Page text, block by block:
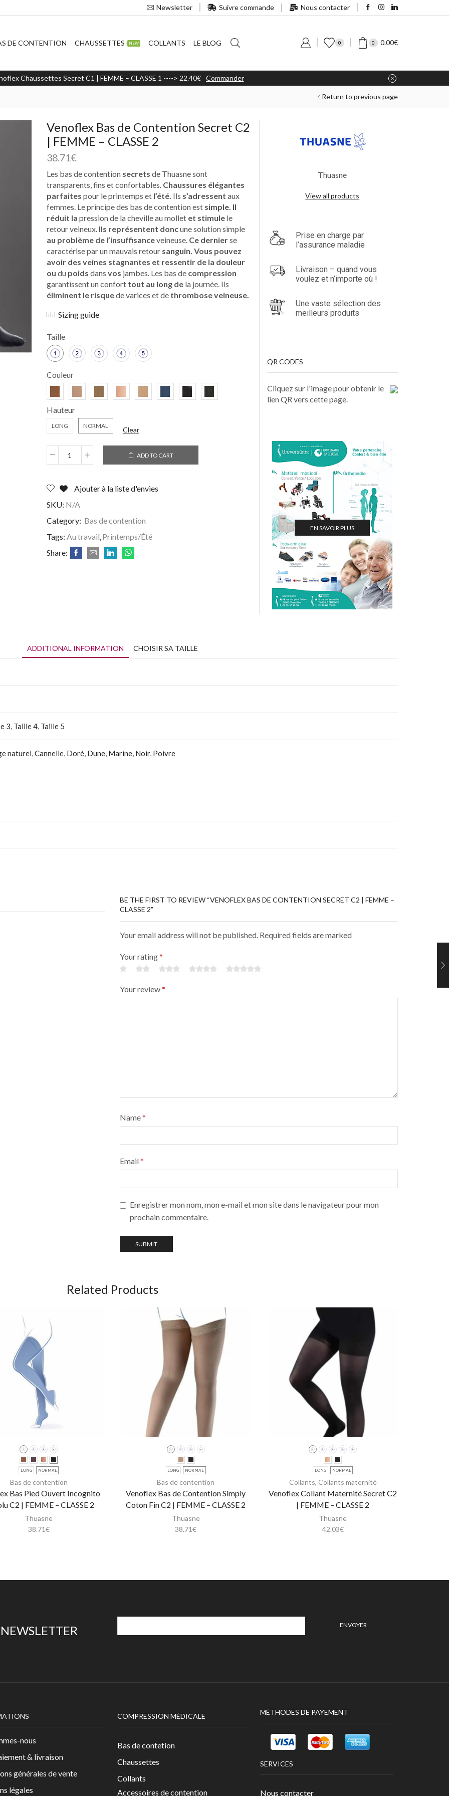
Newsletter Suivre commande Nous contacter
DE CONTENTION CHAUSSETTES NEW COLLANTS LE BLOG 0 0 0.00€
Chaussettes Secret C1 | FEMME – CLASSE 1 ----> 22.40€ Commander
Return to previous page
Venoflex Bas de Contention Secret C2
| FEMME – CLASSE 2
38.71€
Les bas de contention secrets de Thuasne sont
transparents, fins et confortables. Chaussures élégantes
parfaites pour le printemps et l’été. Ils s’adressent aux
femmes. Le principe des bas de contention est simple. Il
réduit la pression de la cheville au mollet et stimulele
retour veineux. Ils représentent doncune solution simple
au problème de l’insuffisanceveineuse. Ce dernierse
caractérise par un mauvais retour sanguin. Vous pouvez
avoir des veines stagnantes et ressentir de la douleur
ou du poids dans vos jambes. Les bas de compression
garantissent un confort tout au long dela journée. Ils
éliminent le risquede varices et de thrombose veineuse.
Sizing guide
Taille
Couleur
Hauteur
LONG NORMAL Clear
ADD TO CART
Ajouter à la liste d'envies
SKU: N/A
Category: Bas de contention
Tags: Au travail,Printemps/Été
Share:
Thuasne
View all products
Prise en charge par
l’assurance maladie
Livraison – quand vous
voulez et n’importe où !
Une vaste sélection des
meilleurs produits
QR CODES
Cliquez sur l'image pour obtenir le
lien QR vers cette page.
EN SAVOIR PLUS
ADDITIONAL INFORMATION CHOISIR SA TAILLE
3, Taille 4, Taille 5
naturel,Cannelle, Doré, Dune, Marine, Noir, Poivre
BE THE FIRST TO REVIEW “VENOFLEX BAS DE CONTENTION SECRET C2 | FEMME –
CLASSE 2”
Your email address will not be published. Required fields are marked
Your rating*
Your review*
Name*
Email*
Enregistrer mon nom, mon e-mail et mon site dans le navigateur pour mon
prochain commentaire.
Related Products
LONG NORMAL
Bas de contention
Bas Pied Ouvert Incognito
C2 | FEMME – CLASSE 2
Thuasne
38.71€
LONG NORMAL
Bas de contention
Venoflex Bas de Contention Simply
Coton Fin C2 | FEMME – CLASSE 2
Thuasne
38.71€
LONG NORMAL
Collants, Collants maternité
Venoflex Collant Maternité Secret C2
| FEMME – CLASSE 2
Thuasne
42.03€
nous
& livraison
générales de vente
légales
COMPRESSION MÉDICALE
Bas de contetion
Chaussettes
Collants
Accessoires de contention
MÉTHODES DE PAYEMENT
SERVICES
Nous contacter